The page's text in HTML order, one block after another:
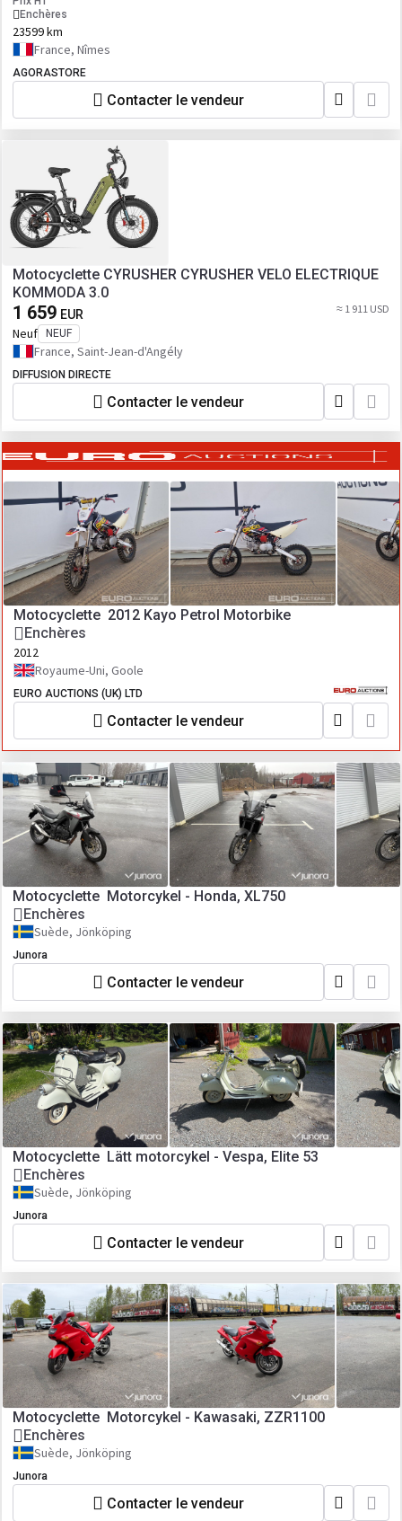
Enchères
23599 km
France, Nîmes
AGORASTORE
Contacter le vendeur
Motocyclette CYRUSHER CYRUSHER VELO ELECTRIQUE
KOMMODA 3.0
1 659 EUR ≈ 1 911 USD
Neuf NEUF
France, Saint-Jean-d'Angély
DIFFUSION DIRECTE
Contacter le vendeur
Motocyclette 2012 Kayo Petrol Motorbike
Enchères
2012
Royaume-Uni, Goole
EURO AUCTIONS (UK) LTD
Contacter le vendeur
Motocyclette Motorcykel - Honda, XL750
Enchères
Suède, Jönköping
Junora
Contacter le vendeur
Motocyclette Lätt motorcykel - Vespa, Elite 53
Enchères
Suède, Jönköping
Junora
Contacter le vendeur
Motocyclette Motorcykel - Kawasaki, ZZR1100
Enchères
Suède, Jönköping
Junora
Contacter le vendeur